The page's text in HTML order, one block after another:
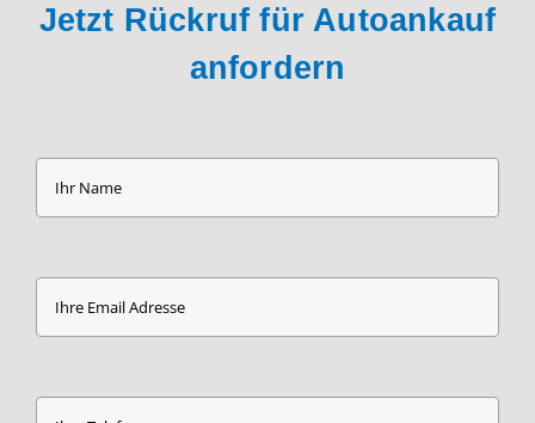
Jetzt Rückruf für Autoankauf
anfordern